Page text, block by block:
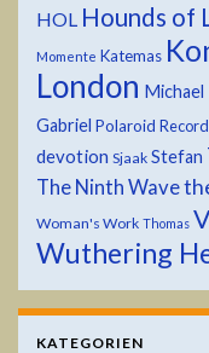
HOL Hounds of
Momente Katemas
London Michael
Gabriel Polaroid
devotion Sjaak Stefan
The Ninth Wave
Woman's Work Thomas
Wuthering
KATEGORIEN